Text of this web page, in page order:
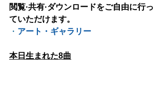
閲覧·共有·ダウンロードをご自由に行っ
ていただけます。
・ アート・ギャラリー
本日生まれた8曲